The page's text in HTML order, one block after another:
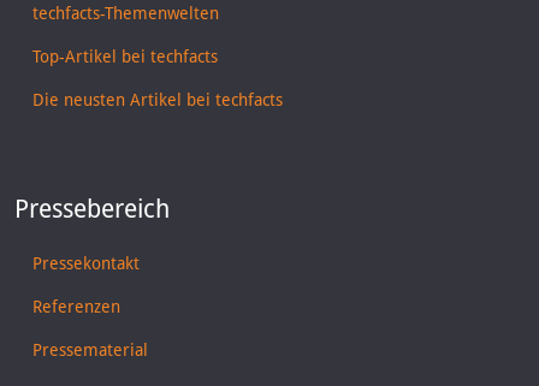
techfacts-Themenwelten
Top-Artikel bei techfacts
Die neusten Artikel bei techfacts
Pressebereich
Pressekontakt
Referenzen
Pressematerial